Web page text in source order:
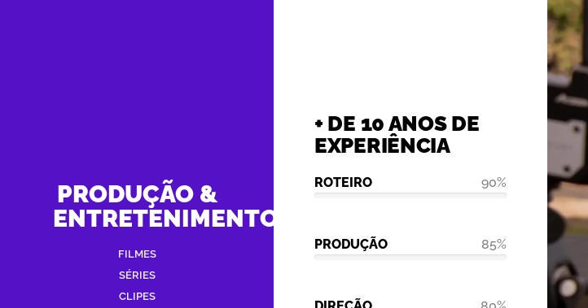
PRODUÇÃO &
ENTRETENIMENTO
FILMES
SÉRIES
CLIPES
+ DE 10 ANOS DE
EXPERIÊNCIA
ROTEIRO 90%
PRODUÇÃO 85%